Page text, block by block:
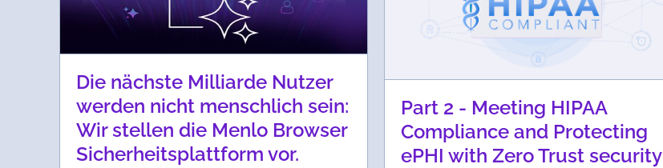
Die nächste Milliarde Nutzer
werden nicht menschlich sein:
Wir stellen die Menlo Browser
Sicherheitsplattform vor.
Part 2 - Meeting HIPAA
Compliance and Protecting
ePHI with Zero Trust security